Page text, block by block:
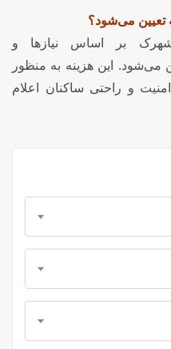
شهرک بر اساس نیازها و
می‌شود. این هزینه به منظور
و راحتی ساکنان اعلام